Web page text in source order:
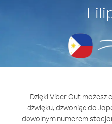
Dzięki Viber Out możesz
dźwięku, dzwoniąc do
dowolnym numerem